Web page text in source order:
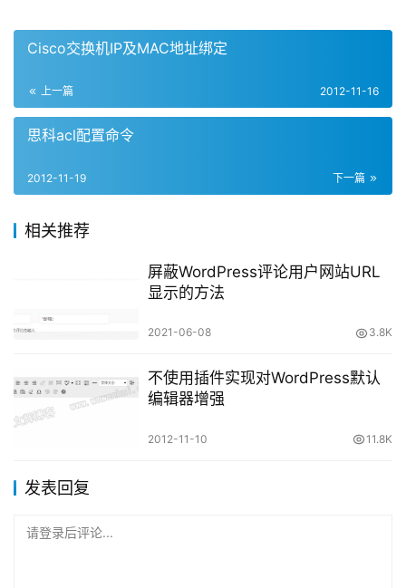
Cisco交换机IP及MAC地址绑定
上一篇 2012-11-16
思科acl配置命令
下一篇
2012-11-19
相关推荐
屏蔽WordPress评论用户网站URL
显示的方法
2021-06-08 3.8K
不使用插件实现对WordPress默认
编辑器增强
2012-11-10 11.8K
发表回复
请登录后评论...